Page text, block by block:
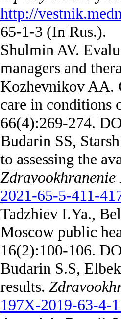
http://
65-1-3 (In Rus.).
Shulmin AV.
managers and
Kozhevnikov AA.
care in conditions
66(4):269-274.
Budarin SS,
to assessing the
Zdravookhranenie
2021-65-5-411-
Tadzhiev I.Ya.,
Moscow public
16(2):100-106.
Budarin S.S,
results.
197X-2019-63-4-